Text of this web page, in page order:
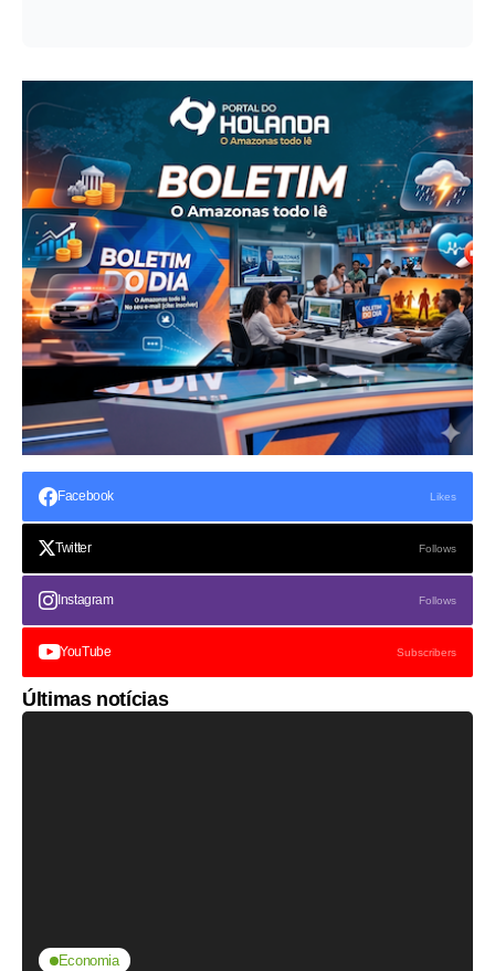
Facebook Likes
Twitter Follows
Instagram Follows
YouTube Subscribers
Últimas notícias
Economia